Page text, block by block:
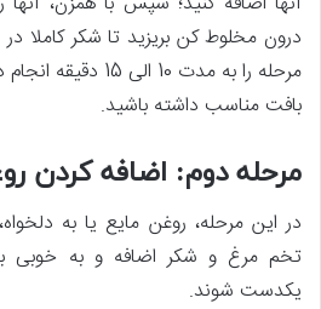
درون مخلوط ­کن بریزید تا شکر
مرحله را به مدت 10
بافت مناسب داشته باشید.
مرحله دوم: اضافه کردن
در این مرحله، روغن مایع یا به
تخم مرغ و شکر اضافه و به خوبی
یکدست شوند.